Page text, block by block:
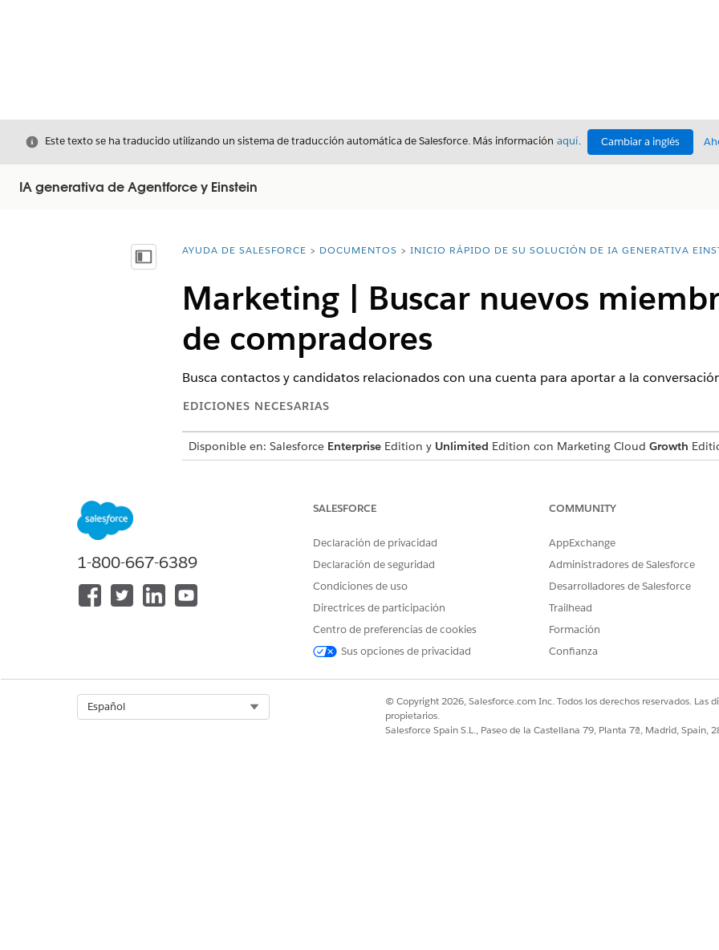
Cerrar
Este texto se ha traducido utilizando un sistema de traducción automática de Salesforce. Más información aquí. Cambiar a inglés
IA generativa de Agentforce y Einstein
Mostrar índice de materias
Usted está aquí:
AYUDA DE SALESFORCE DOCUMENTOS INICIO RÁPIDO DE SU SOLUCIÓN DE IA GENERATIVA
Marketing | Buscar nuevos
de compradores
Busca contactos y candidatos relacionados con una cuenta para aportar a la
EDICIONES NECESARIAS
Disponible en: Salesforce EnterpriseEdition y Unlimited Edition con Marketing Cloud Growth
usuario común para acciones de agentes estándar.
Detalles de acción
Nombre de API
Acción estándar
Marketing Cloud: Buscar
¿Ejecuta esta acción una o más plantillas de solicitud? No
1-800-667-6389
SALESFORCE
Declaración de privacidad
Declaración de seguridad
Condiciones de uso
Directrices de participación
Centro de preferencias de cookies
Sus opciones de privacidad
COMMUNITY
AppExchange
Administradores de Salesforce
Desarrolladores de Salesforce
Trailhead
Formación
Confianza
Español
© Copyright 2026, Salesforce.com Inc. Todos los derechos reservados. Las
propietarios.
Salesforce Spain S.L., Paseo de la Castellana 79, Planta 7ª, Madrid, Spain,